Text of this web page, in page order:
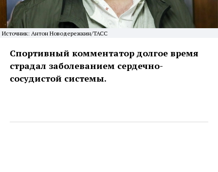
Источник: Антон Новодережкин/ТАСС
Спортивный комментатор долгое время
страдал заболеванием сердечно-
сосудистой системы.